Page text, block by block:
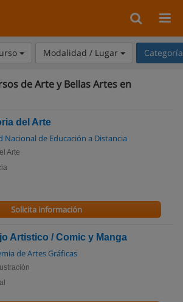
Modalidad / Lugar
de Arte y Bellas Artes en
del Arte
Nacional de Educación a Distancia
Arte
Solicita información
Artistico / Comic y Manga
de Artes Gráficas